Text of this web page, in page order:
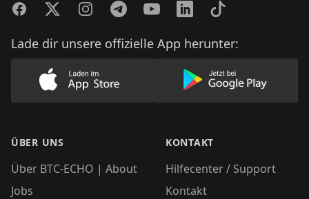
FacebookTwitterInstagramTelegramYouTubeLinkedInTikTok
Lade dir unsere offizielle App herunter:
Lade unsere App im AppStore herunter
Lade unsere
ÜBER UNS
Über BTC-ECHO | About
Jobs
KONTAKT
Hilfecenter / Support
Kontakt